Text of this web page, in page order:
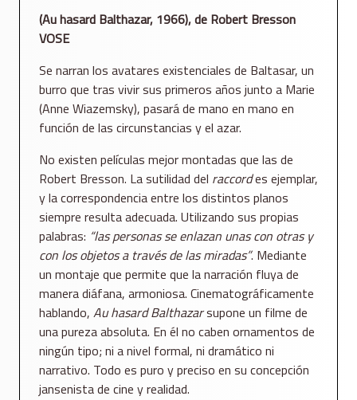
(Au hasard Balthazar, 1966), de Robert Bresson
VOSE
Se narran los avatares existenciales de Baltasar, un
burro que tras vivir sus primeros años junto a Marie
(Anne Wiazemsky), pasará de mano en mano en
función de las circunstancias y el azar.
No existen películas mejor montadas que las de
Robert Bresson. La sutilidad del raccordes ejemplar,
y la correspondencia entre los distintos planos
siempre resulta adecuada. Utilizando sus propias
palabras: “las personas se enlazan unas con otras y
con los objetos a través de las miradas”. Mediante
un montaje que permite que la narración fluya de
manera diáfana, armoniosa. Cinematográficamente
hablando, Au hasard Balthazarsupone un filme de
una pureza absoluta. En él no caben ornamentos de
ningún tipo; ni a nivel formal, ni dramático ni
narrativo. Todo es puro y preciso en su concepción
jansenista de cine y realidad.